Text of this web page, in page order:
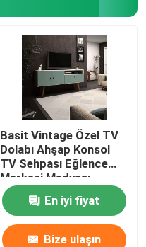
Basit Vintage Özel TV
Dolabı Ahşap Konsol
TV Sehpası Eğlence
Merkezi Medyası
En iyi fiyat
Bize ulaşın